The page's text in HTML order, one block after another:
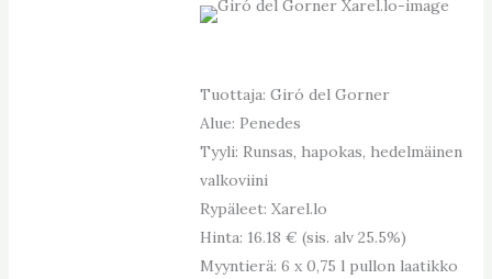
Tuottaja: Giró del Gorner
Alue: Penedes
Tyyli: Runsas, hapokas, hedelmäinen
valkoviini
Rypäleet: Xarel.lo
Hinta: 16.18 € (sis. alv 25.5%)
Myyntierä: 6 x 0,75 l pullon laatikko